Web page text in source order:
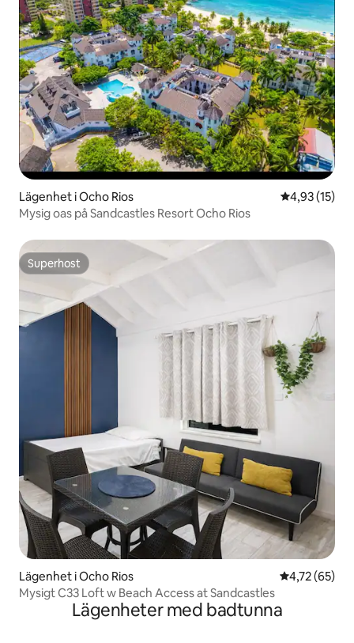
Lägenhet i Ocho Rios 4,93 av 5 i
4,93 (15)
Mysig oas på Sandcastles Resort Ocho Rios
Superhost
Superhost
Lägenhet i Ocho Rios 4,72 av 5 i
4,72 (65)
Mysigt C33 Loft w Beach Access at Sandcastles
Lägenheter med badtunna